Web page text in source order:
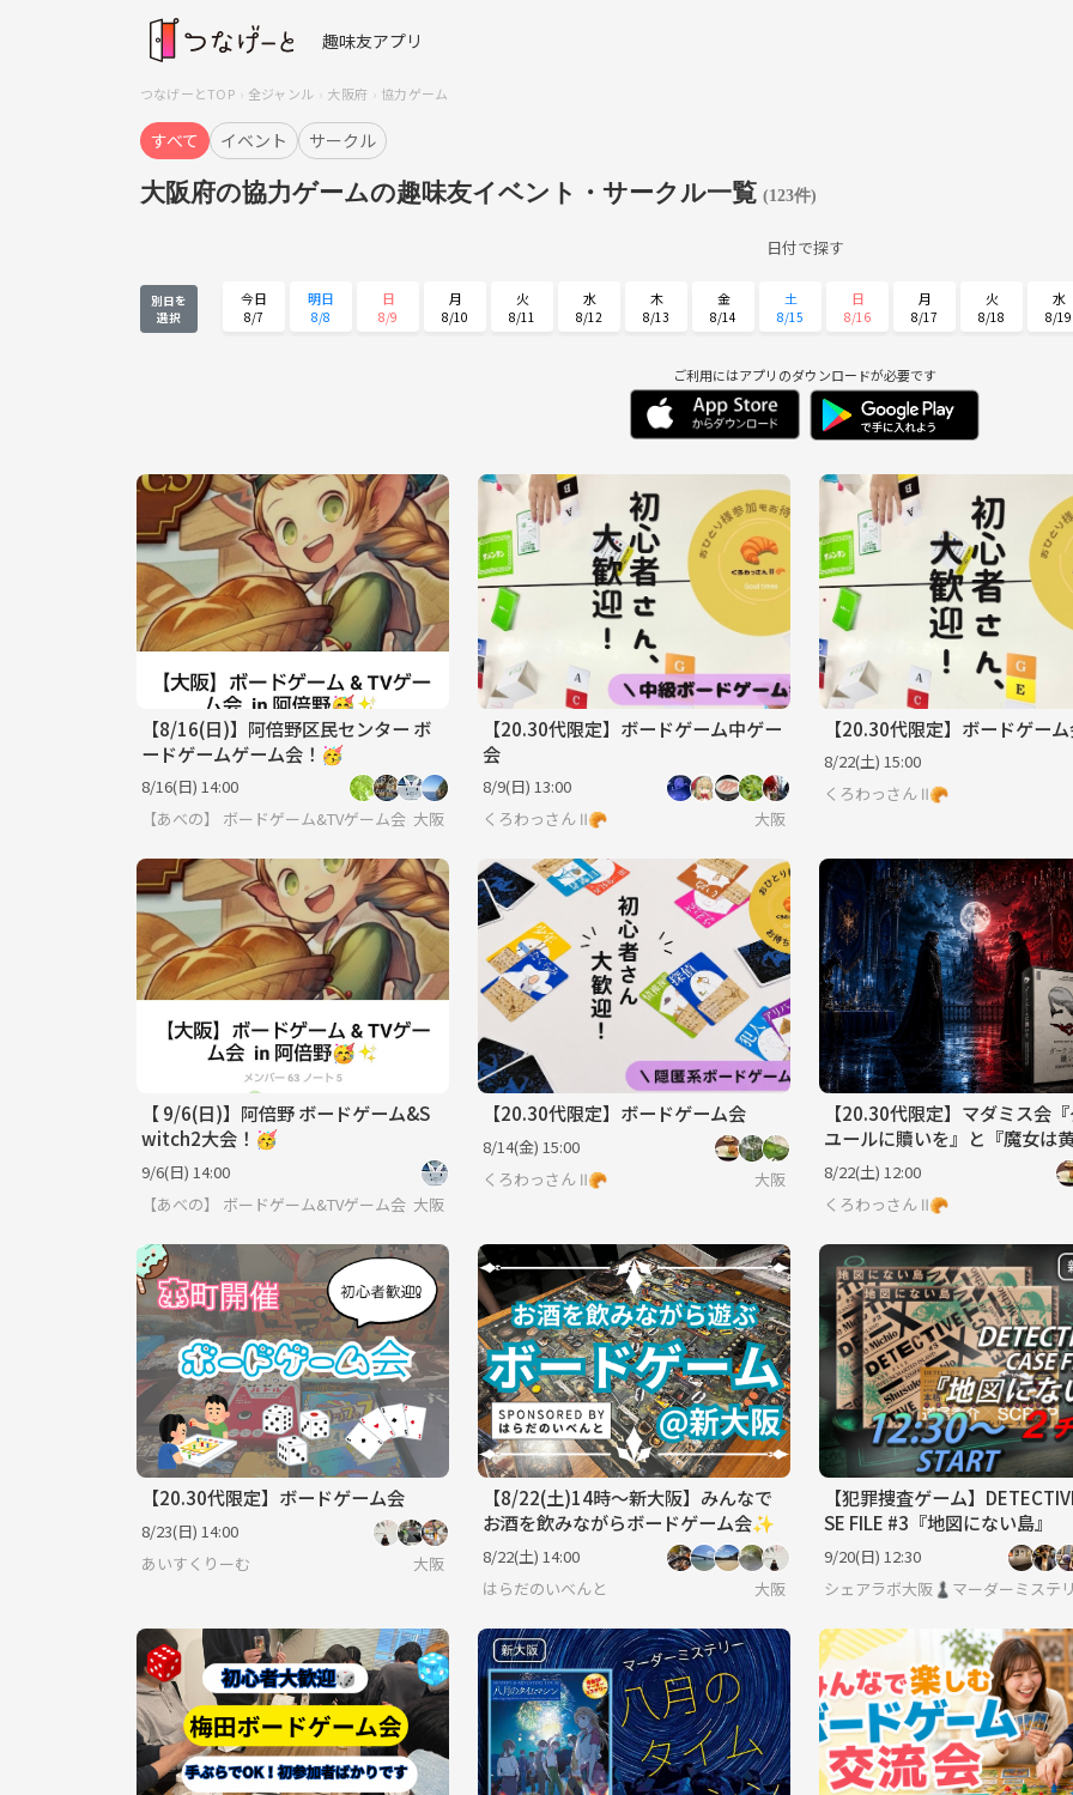
趣味友アプリ
つなげーとTOP 全ジャンル 大阪府 協力ゲーム
すべて イベント サークル
大阪府の協力ゲームの趣味友イベント・サークル一覧 (123件)
日付で探す
別日を
選択
今日
8/7
明日
8/8
日
8/9
月
8/10
火
8/11
水
8/12
木
8/13
金
8/14
土
8/15
日
8/16
月
8/17
火
8/18
水
8/19
9/1 9/2 9/3 9/4
ご利用にはアプリのダウンロードが必要です
【8/16(日)】阿倍野区民センター ボ
ードゲームゲーム会！🥳
8/16(日) 14:00
【あべの】 ボードゲーム&TVゲーム会🥳大阪
【20.30代限定】ボードゲーム中ゲー
会
8/9(日) 13:00
くろわっさん Ⅱ🥐
大阪
【20.30代限定】ボードゲー
8/22(土) 15:00
くろわっさん Ⅱ🥐
【 9/6(日)】阿倍野 ボードゲーム&S
witch2大会！🥳
9/6(日) 14:00
【あべの】 ボードゲーム&TVゲーム会🥳大阪
【20.30代限定】ボードゲーム会
8/14(金) 15:00
くろわっさん Ⅱ🥐
大阪
【20.30代限定】マダミス会
ユールに贖いを』と『魔女は
鐘に消える』
8/22(土) 12:00
くろわっさん Ⅱ🥐
【20.30代限定】ボードゲーム会
8/23(日) 14:00
あいすくりーむ
大阪
【8/22(土)14時～新大阪】みんなで
お酒を飲みながらボードゲーム会✨
8/22(土) 14:00
はらだのいべんと
大阪
【犯罪捜査ゲーム】
SE FILE #3『地図にない島』
9/20(日) 12:30
シェアラボ大阪♟️マーダーミステ